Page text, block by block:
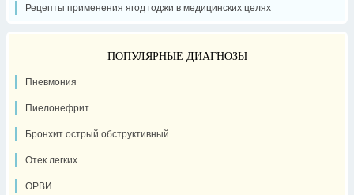
Рецепты применения ягод годжи в медицинских целях
ПОПУЛЯРНЫЕ ДИАГНОЗЫ
Пневмония
Пиелонефрит
Бронхит острый обструктивный
Отек легких
ОРВИ